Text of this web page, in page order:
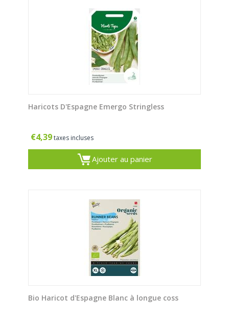
Haricots D'Espagne Emergo Stringless
€4,39taxes incluses
Ajouter au panier
Bio Haricot d'Espagne Blanc à longue coss